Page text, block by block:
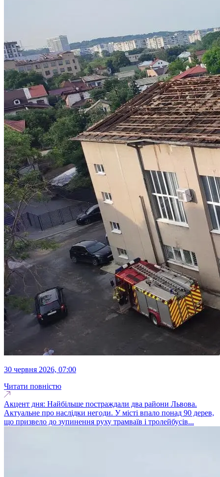
30 червня 2026, 07:00
Читати повністю
Акцент дня: Найбільше постраждали два райони Львова.
Актуальне про наслідки негоди. У місті впало понад 90 дерев,
що призвело до зупинення руху трамваїв і тролейбусів...